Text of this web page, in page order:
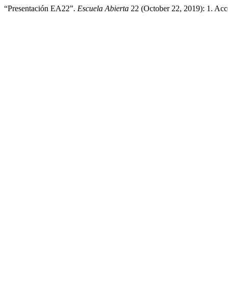
“Presentación EA22”. Escuela Abierta 22 (October 22, 2019): 1.